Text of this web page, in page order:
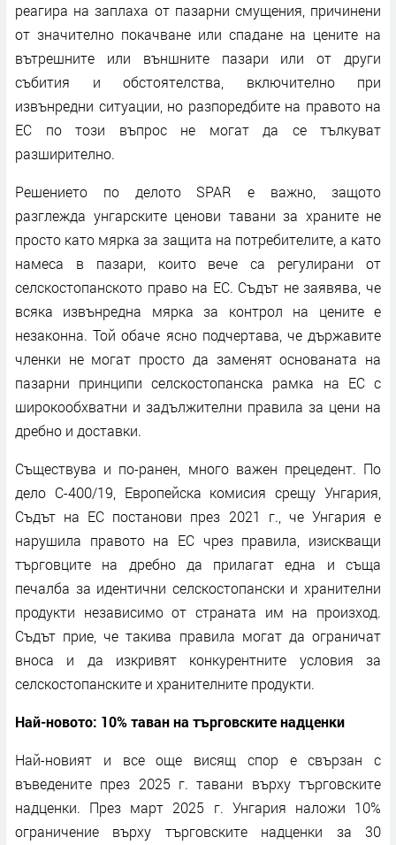
реагира на заплаха от пазарни смущения, причинени
от значително покачване или спадане на цените на
вътрешните или външните пазари или от други
събития и обстоятелства, включително при
извънредни ситуации, но разпоредбите на правото на
ЕС по този въпрос не могат да се тълкуват
разширително.
Решението по делото SPAR е важно, защото
разглежда унгарските ценови тавани за храните не
просто като мярка за защита на потребителите, а като
намеса в пазари, които вече са регулирани от
селскостопанското право на ЕС. Съдът не заявява, че
всяка извънредна мярка за контрол на цените е
незаконна. Той обаче ясно подчертава, че държавите
членки не могат просто да заменят основаната на
пазарни принципи селскостопанска рамка на ЕС с
широкообхватни и задължителни правила за цени на
дребно и доставки.
Съществува и по-ранен, много важен прецедент. По
дело C-400/19, Европейска комисия срещу Унгария,
Съдът на ЕС постанови през 2021 г., че Унгария е
нарушила правото на ЕС чрез правила, изискващи
търговците на дребно да прилагат една и съща
печалба за идентични селскостопански и хранителни
продукти независимо от страната им на произход.
Съдът прие, че такива правила могат да ограничат
вноса и да изкривят конкурентните условия за
селскостопанските и хранителните продукти.
Най-новото: 10% таван на търговските надценки
Най-новият и все още висящ спор е свързан с
въведените през 2025 г. тавани върху търговските
надценки. През март 2025 г. Унгария наложи 10%
ограничение върху търговските надценки за 30